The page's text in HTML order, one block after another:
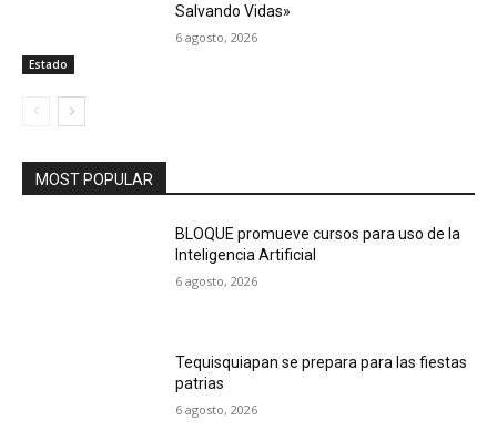
Estado
Salvando Vidas»
6 agosto, 2026
MOST POPULAR
BLOQUE promueve cursos para uso de la
Inteligencia Artificial
6 agosto, 2026
Tequisquiapan se prepara para las fiestas
patrias
6 agosto, 2026